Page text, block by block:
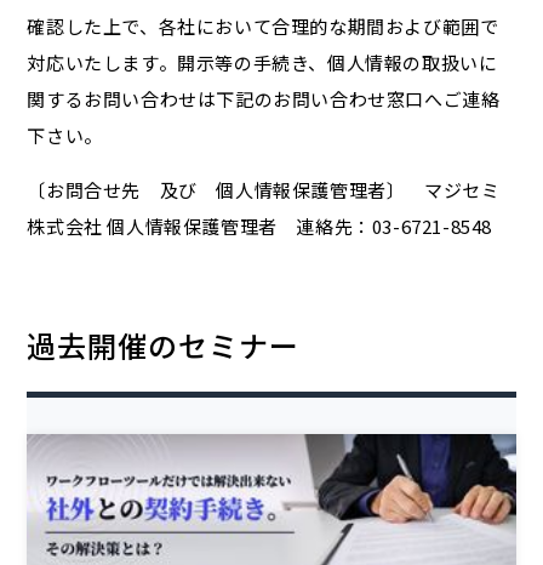
確認した上で、各社において合理的な期間および範囲で
対応いたします。開示等の手続き、個人情報の取扱いに
関するお問い合わせは下記のお問い合わせ窓口へご連絡
下さい。
〔お問合せ先 及び 個人情報保護管理者〕 マジセミ
株式会社 個人情報保護管理者 連絡先：03-6721-8548
過去開催のセミナー